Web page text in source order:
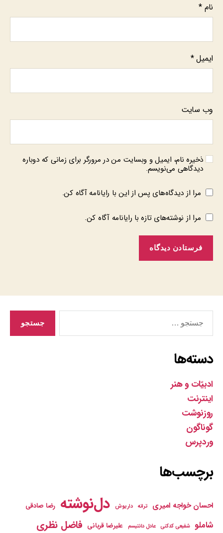
نام *
ایمیل*
وب‌ سایت
ذخیره نام، ایمیل و وبسایت من در مرورگر برای زمانی که دوباره
دیدگاهی می‌نویسم.
مرا از دیدگاه‌های پس از این با رایانامه آگاه کن.
مرا از نوشته‌های تازه با رایانامه آگاه کن.
دسته‌ها
ادبیّات و هنر
اینترنت
روزنوشت
گوناگون
وردپرس
برچسب‌ها
احسان خواجه امیری ترانه داریوش دل‌نوشته رضا صادقی
شاملو شفیعی کدکنی عادل دانتیسم علیرضا قربانی فاضل نظری